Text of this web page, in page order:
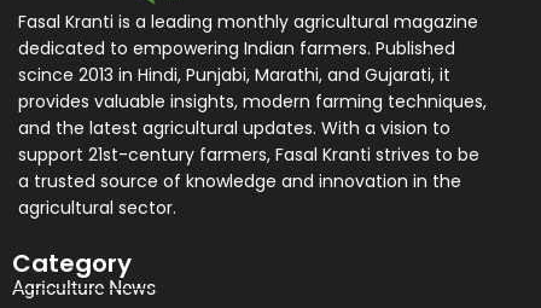
Fasal Kranti is a leading monthly agricultural magazine
dedicated to empowering Indian farmers. Published
scince 2013 in Hindi, Punjabi, Marathi, and Gujarati, it
provides valuable insights, modern farming techniques,
and the latest agricultural updates. With a vision to
support 21st-century farmers, Fasal Kranti strives to be
a trusted source of knowledge and innovation in the
agricultural sector.
Category
Agriculture News